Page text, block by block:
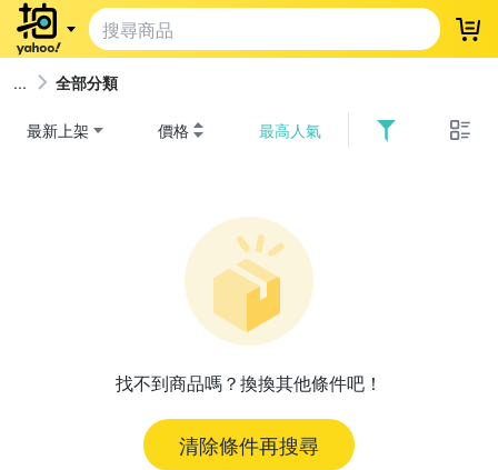
登
全部分類
最新上架 價格 最高人氣
找不到商品嗎？換換其他條件吧！
清除條件再搜尋